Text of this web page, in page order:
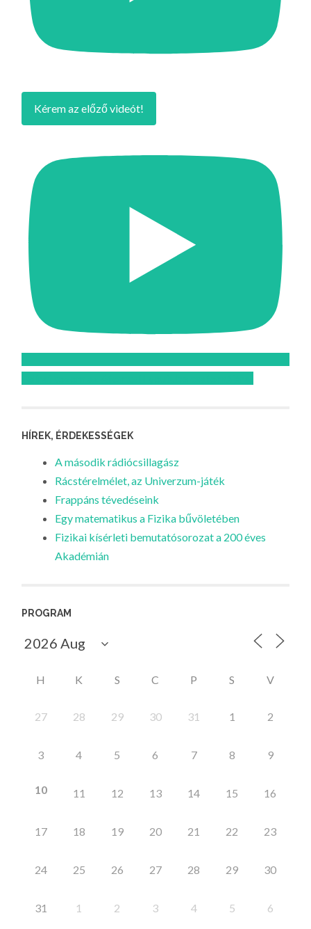
Kérem az előző videót!
HÍREK, ÉRDEKESSÉGEK
A második rádiócsillagász
Rácstérelmélet, az Univerzum-játék
Frappáns tévedéseink
Egy matematikus a Fizika bűvöletében
Fizikai kísérleti bemutatósorozat a 200 éves
Akadémián
PROGRAM
H K S C P S V
27 28 29 30 31 1 2
3 4 5 6 7 8 9
10 11 12 13 14 15 16
17 18 19 20 21 22 23
24 25 26 27 28 29 30
31 1 2 3 4 5 6